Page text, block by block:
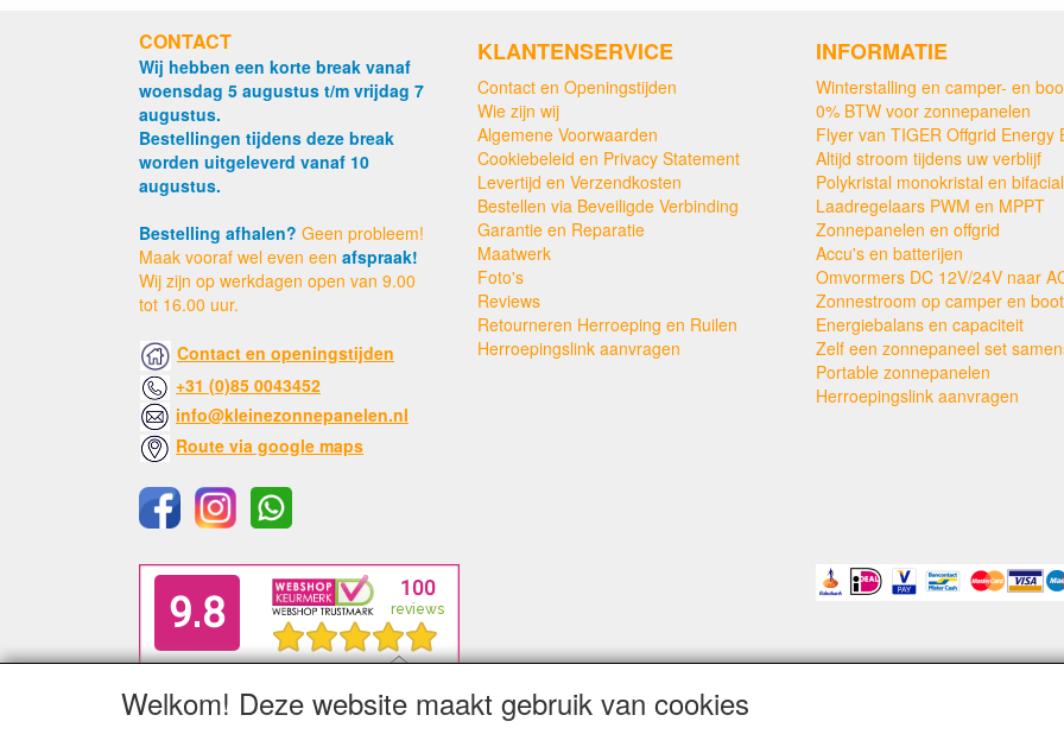
CONTACT
Wij hebben een korte break vanaf
woensdag 5 augustus t/m vrijdag 7
augustus.
Bestellingen tijdens deze break
worden uitgeleverd vanaf 10
augustus.
Bestelling afhalen? Geen probleem!
Maak vooraf wel even een afspraak!
Wij zijn op werkdagen open van 9.00
tot 16.00 uur.
Contact en openingstijden
+31 (0)85 0043452
info@kleinezonnepanelen.nl
Route via google maps
KLANTENSERVICE
Contact en Openingstijden
Wie zijn wij
Algemene Voorwaarden
Cookiebeleid en Privacy Statement
Levertijd en Verzendkosten
Bestellen via Beveiligde Verbinding
Garantie en Reparatie
Maatwerk
Foto's
Reviews
Retourneren Herroeping en Ruilen
Herroepingslink aanvragen
INFORMATIE
Winterstalling en camper- en
0% BTW voor zonnepanelen
Flyer van TIGER Offgrid Energy
Altijd stroom tijdens uw verblijf
Polykristal monokristal en bifacial
Laadregelaars PWM en MPPT
Zonnepanelen en offgrid
Accu's en batterijen
Omvormers DC 12V/24V naar
Zonnestroom op camper en boot
Energiebalans en capaciteit
Zelf een zonnepaneel set
Portable zonnepanelen
Herroepingslink aanvragen
Welkom! Deze website maakt gebruik van cookies